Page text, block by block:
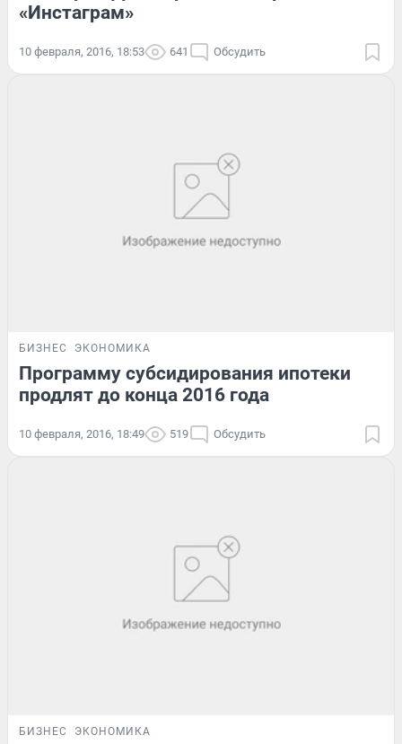
«Инстаграм»
10 февраля, 2016, 18:53 641 Обсудить
БИЗНЕС ЭКОНОМИКА
Программу субсидирования ипотеки
продлят до конца 2016 года
10 февраля, 2016, 18:49 519 Обсудить
БИЗНЕС ЭКОНОМИКА